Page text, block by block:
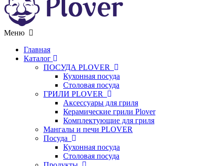
Меню
Главная
Каталог
ПОСУДА PLOVER
Кухонная посуда
Столовая посуда
ГРИЛИ PLOVER
Аксессуары для гриля
Керамические грили Plover
Комплектующие для гриля
Мангалы и печи PLOVER
Посуда
Кухонная посуда
Столовая посуда